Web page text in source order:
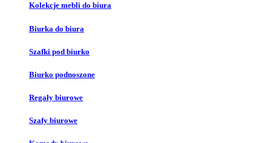
Kolekcje mebli do biura
Biurka do biura
Szafki pod biurko
Biurko podnoszone
Regały biurowe
Szafy biurowe